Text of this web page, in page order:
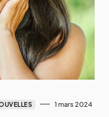
1 mars 2024